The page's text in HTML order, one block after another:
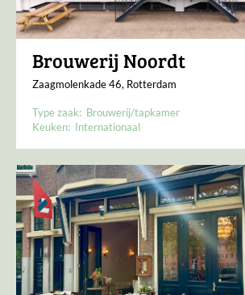
Brouwerij Noordt
Zaagmolenkade 46, Rotterdam
Type zaak: Brouwerij/tapkamer
Keuken: Internationaal